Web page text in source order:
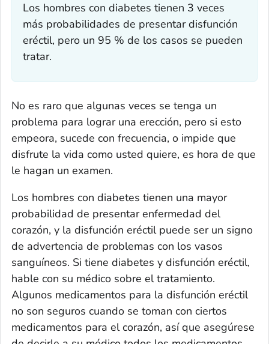
Los hombres con diabetes tienen 3 veces
más probabilidades de presentar disfunción
eréctil, pero un 95 % de los casos se pueden
tratar.
No es raro que algunas veces se tenga un
problema para lograr una erección, pero si esto
empeora, sucede con frecuencia, o impide que
disfrute la vida como usted quiere, es hora de que
le hagan un examen.
Los hombres con diabetes tienen una mayor
probabilidad de presentar enfermedad del
corazón, y la disfunción eréctil puede ser un signo
de advertencia de problemas con los vasos
sanguíneos. Si tiene diabetes y disfunción eréctil,
hable con su médico sobre el tratamiento.
Algunos medicamentos para la disfunción eréctil
no son seguros cuando se toman con ciertos
medicamentos para el corazón, así que asegúrese